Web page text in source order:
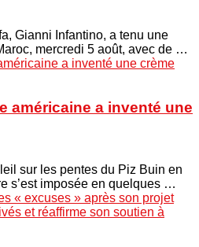
Gianni Infantino, a tenu une
mercredi 5 août, avec de …
américaine a inventé une
sur les pentes du Piz Buin en
s’est imposée en quelques …